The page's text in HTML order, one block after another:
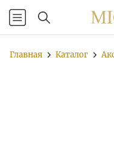
Главная Каталог